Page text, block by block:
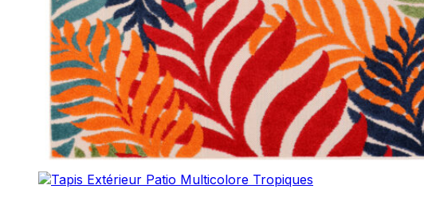
Nous utilisons des cookies pour
Nous partageons également des informations
partenaires peuvent combiner ces
utilisation de leurs services.